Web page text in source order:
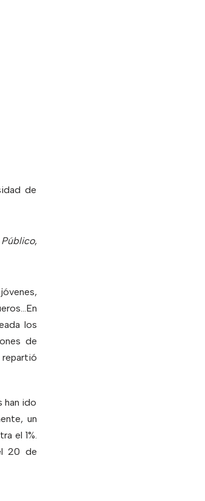
de
Público,
los
de
han ido
un
el 1%.
20 de